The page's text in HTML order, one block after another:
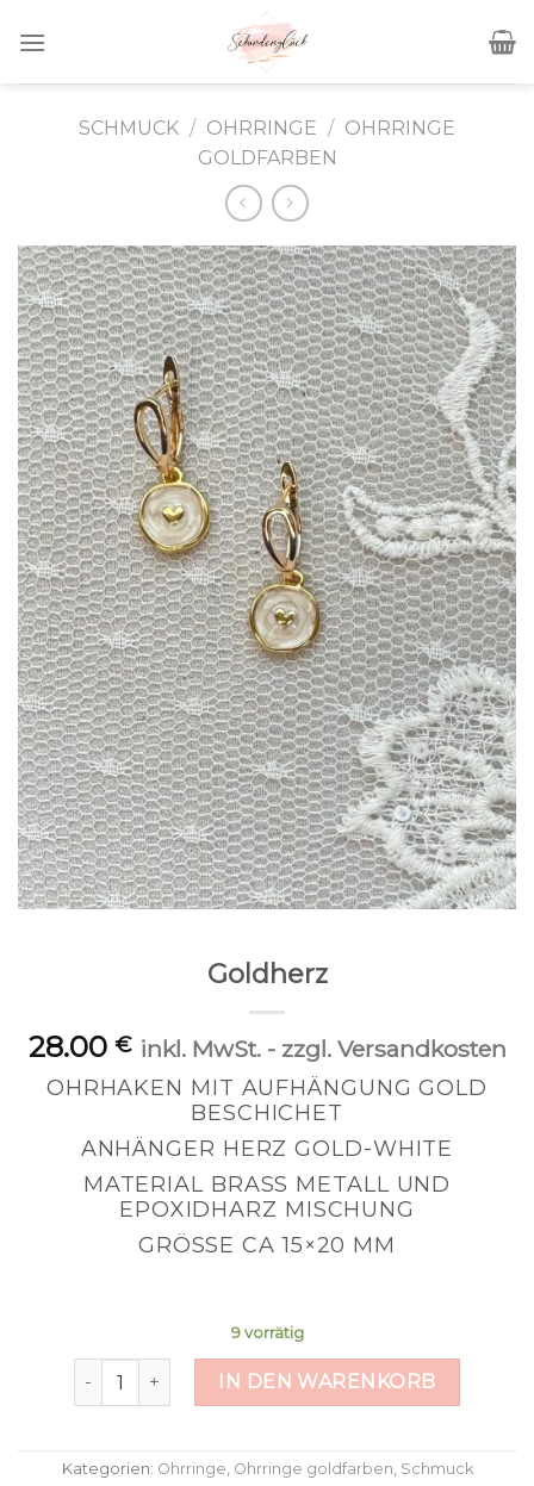
SCHMUCK / OHRRINGE / OHRRINGE
GOLDFARBEN
Goldherz
28.00 € inkl. MwSt. - zzgl. Versandkosten
OHRHAKEN MIT AUFHÄNGUNG GOLD
BESCHICHET
ANHÄNGER HERZ GOLD-WHITE
MATERIAL BRASS METALL UND
EPOXIDHARZ MISCHUNG
GRÖSSE CA 15×20 MM
9 vorrätig
Goldherz Menge IN DEN WARENKORB
Kategorien: Ohrringe Ohrringe goldfarben Schmuck